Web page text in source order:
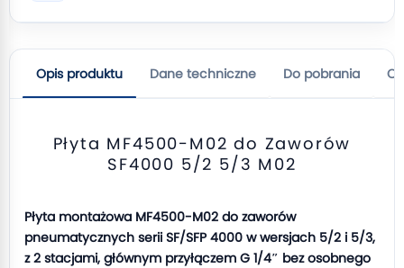
Opis produktu Dane techniczne Do pobrania
Płyta MF4500-M02 do Zaworów
SF4000 5/2 5/3 M02
Płyta montażowa MF4500-M02 do zaworów
pneumatycznych serii SF/SFP 4000 w wersjach 5/2 i 5/3,
z 2 stacjami, głównym przyłączem G 1/4″ bez osobnego